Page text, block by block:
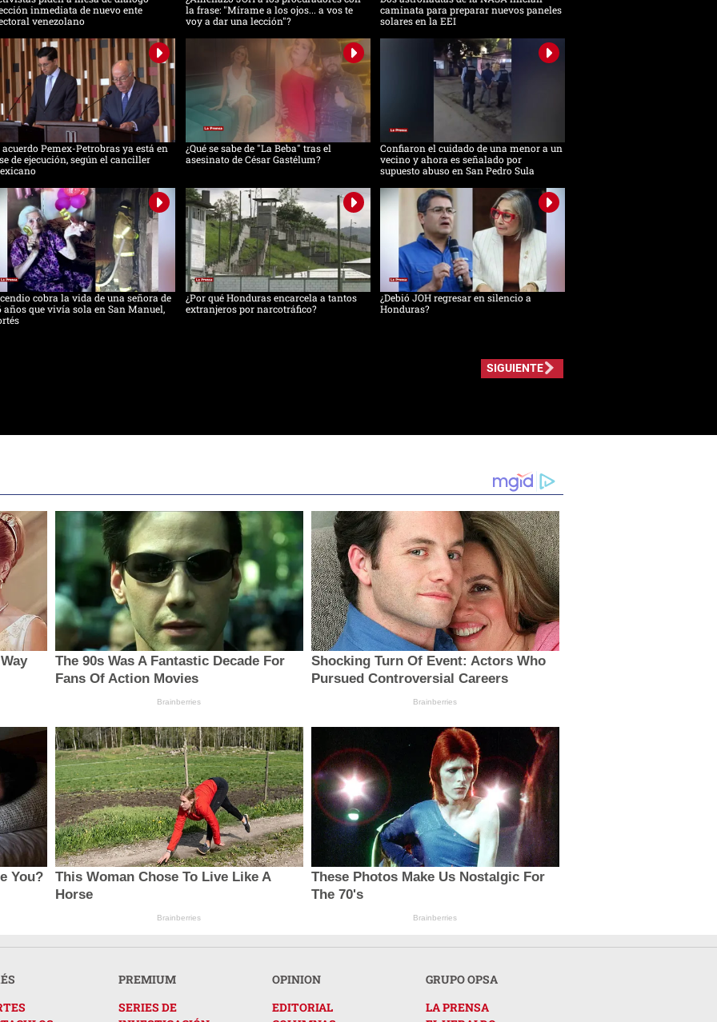
inmediata de nuevo ente
venezolano
la frase: "Mírame a los ojos... a vos te
voy a dar una lección"?
caminata para preparar nuevos paneles
solares en la EEI
acuerdo Pemex-Petrobras ya está en
de ejecución, según el canciller
¿Qué se sabe de "La Beba" tras el
asesinato de César Gastélum?
Confiaron el cuidado de una menor a un
vecino y ahora es señalado por
supuesto abuso en San Pedro Sula
cobra la vida de una señora de
años que vivía sola en San Manuel,
¿Por qué Honduras encarcela a tantos
extranjeros por narcotráfico?
¿Debió JOH regresar en silencio a
Honduras?
SIGUIENTE
The 90s Was A Fantastic Decade For
Fans Of Action Movies
Brainberries
Shocking Turn Of Event: Actors Who
Pursued Controversial Careers
Brainberries
You?
This Woman Chose To Live Like A
Horse
Brainberries
These Photos Make Us Nostalgic For
The 70's
Brainberries
PREMIUM
SERIES DE
OPINION
EDITORIAL
GRUPO OPSA
LA PRENSA